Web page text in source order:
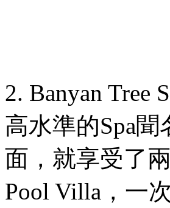
2. Banyan Tree
高水準的Spa聞
面，就享受了
Pool Villa ，一